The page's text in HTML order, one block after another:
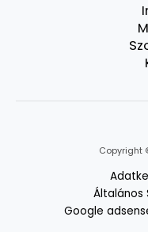
Copyright
Általános
Google